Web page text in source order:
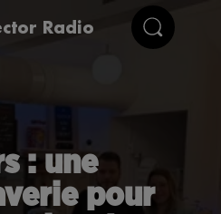
Radio
: une
pour